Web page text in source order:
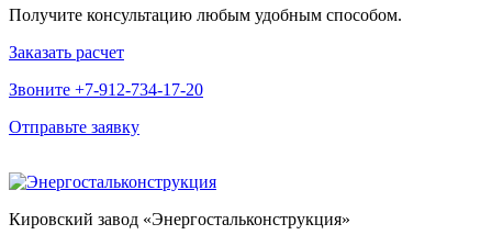
Получите консультацию любым удобным способом.
Заказать расчет
Звоните +7-912-734-17-20
Отправьте заявку
Кировский завод «Энергостальконструкция»